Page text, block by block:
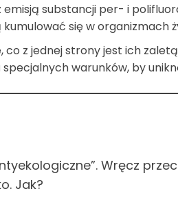
substancji per- i
się w organizmach
z jednej strony jest ich
warunków, by
Wręcz
Jak?